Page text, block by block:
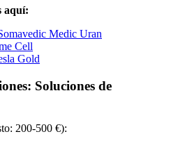
aquí:
Medic Uran
Cell
Gold
Soluciones de
200-500 €):